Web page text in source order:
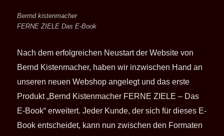
Berrnd kistenmacher
FERNE ZIELE Das E-Book
Nach dem erfolgreichen Neustart der Website von
Bernd Kistenmacher, haben wir inzwischen Hand an
unseren neuen Webshop angelegt und das erste
Produkt „Bernd Kistenmacher FERNE ZIELE – Das
E-Book“ erweitert. Jeder Kunde, der sich für dieses E-
Book entscheidet, kann nun zwischen den Formaten